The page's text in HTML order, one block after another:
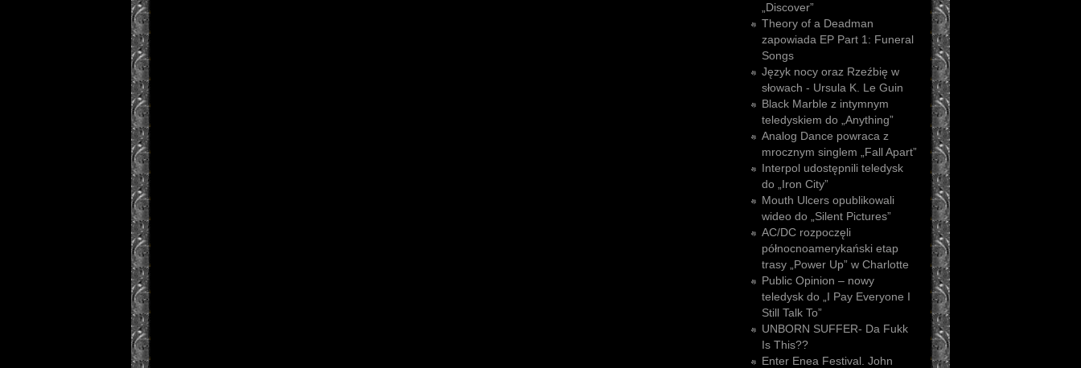
„Discover”
Theory of a Deadman
zapowiada EP Part 1: Funeral
Songs
Język nocy oraz Rzeźbię w
słowach - Ursula K. Le Guin
Black Marble z intymnym
teledyskiem do „Anything”
Analog Dance powraca z
mrocznym singlem „Fall Apart”
Interpol udostępnili teledysk
do „Iron City”
Mouth Ulcers opublikowali
wideo do „Silent Pictures”
AC/DC rozpoczęli
północnoamerykański etap
trasy „Power Up” w Charlotte
Public Opinion – nowy
teledysk do „I Pay Everyone I
Still Talk To”
UNBORN SUFFER- Da Fukk
Is This??
Enter Enea Festival. John